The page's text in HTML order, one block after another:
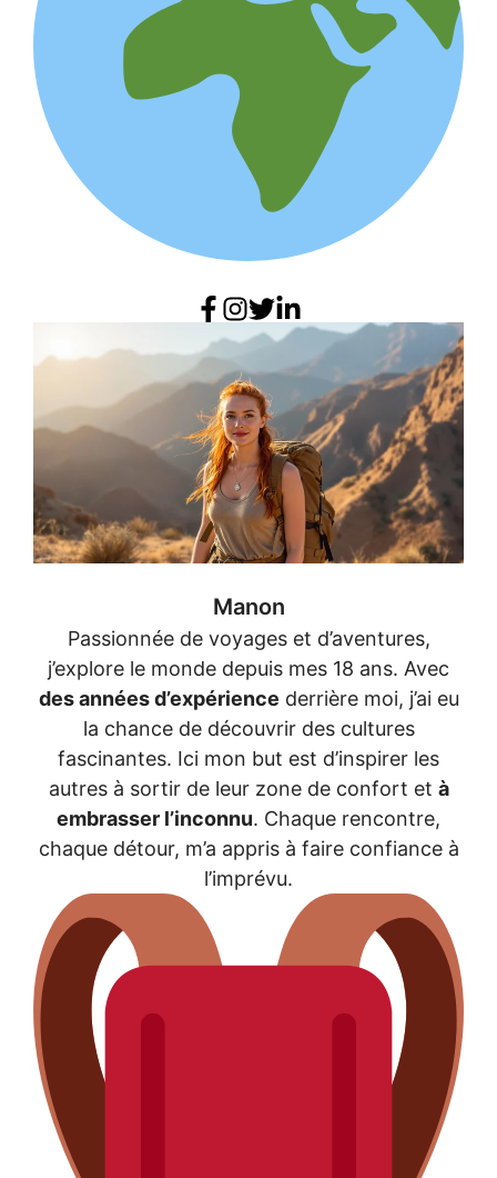
Manon
Passionnée de voyages et d’aventures,
j’explore le monde depuis mes 18 ans. Avec
des années d’expérience derrière moi, j’ai eu
la chance de découvrir des cultures
fascinantes. Ici mon but est d’inspirer les
autres à sortir de leur zone de confort et à
embrasser l’inconnu. Chaque rencontre,
chaque détour, m’a appris à faire confiance à
l’imprévu.